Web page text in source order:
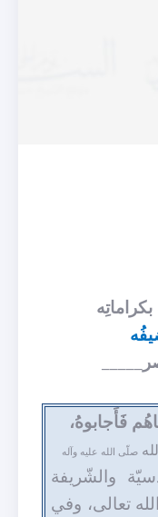
فَأَجابوهُ،
صلّى الله عليه وآله
والشّريفة
تعالى، وفي